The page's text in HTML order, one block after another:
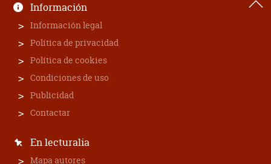
Información
Información legal
Política de privacidad
Política de cookies
Condiciones de uso
Publicidad
Contactar
En lecturalia
Mapa autores